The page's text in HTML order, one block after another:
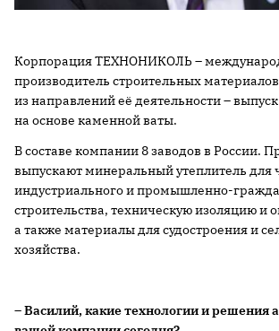
Корпорация ТЕХНОНИКОЛЬ –
производитель строительных
из направлений её деятельности –
на основе каменной ваты.
В составе компании 8 заводов в России.
выпускают минеральный утеплитель для
индустриального и промышленно-
строительства, техническую изоляцию и
а также материалы для судостроения и
хозяйства.
– Василий, какие технологии и решения